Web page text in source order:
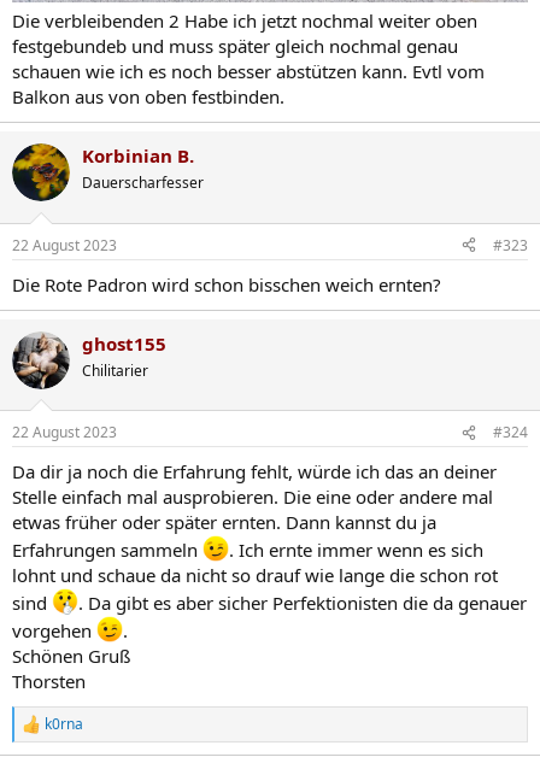
Die verbleibenden 2 Habe ich jetzt nochmal weiter oben
festgebundeb und muss später gleich nochmal genau
schauen wie ich es noch besser abstützen kann. Evtl vom
Balkon aus von oben festbinden.
Korbinian B.
Dauerscharfesser
22 August 2023 #323
Die Rote Padron wird schon bisschen weich ernten?
ghost155
Chilitarier
22 August 2023 #324
Da dir ja noch die Erfahrung fehlt, würde ich das an deiner
Stelle einfach mal ausprobieren. Die eine oder andere mal
etwas früher oder später ernten. Dann kannst du ja
Erfahrungen sammeln
. Ich ernte immer wenn es sich
lohnt und schaue da nicht so drauf wie lange die schon rot
sind
. Da gibt es aber sicher Perfektionisten die da genauer
vorgehen
.
Schönen Gruß
Thorsten
R
e
k0rna